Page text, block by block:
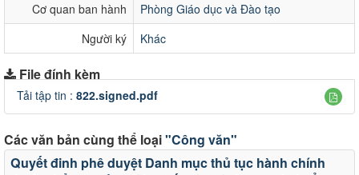
Cơ quan ban hành
Phòng Giáo dục và Đào tạo
Người ký
Khác
File đính kèm
Tải tập tin : 822.signed.pdf
Các văn bản cùng thể loại"Công văn"
Quyết đinh phê duyệt Danh mục thủ tục hành chính